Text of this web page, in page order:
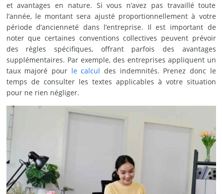
et avantages en nature. Si vous n’avez pas travaillé toute
l’année, le montant sera ajusté proportionnellement à votre
période d’ancienneté dans l’entreprise. Il est important de
noter que certaines conventions collectives peuvent prévoir
des règles spécifiques, offrant parfois des avantages
supplémentaires. Par exemple, des entreprises appliquent un
taux majoré pour le calcul des indemnités. Prenez donc le
temps de consulter les textes applicables à votre situation
pour ne rien négliger.